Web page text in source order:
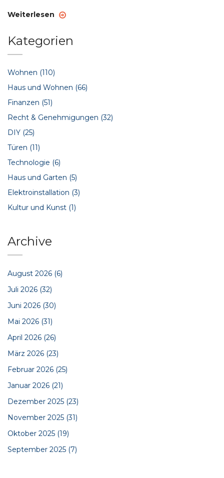
Weiterlesen
Kategorien
Wohnen (110)
Haus und Wohnen (66)
Finanzen (51)
Recht & Genehmigungen (32)
DIY (25)
Türen (11)
Technologie (6)
Haus und Garten (5)
Elektroinstallation (3)
Kultur und Kunst (1)
Archive
August 2026 (6)
Juli 2026 (32)
Juni 2026 (30)
Mai 2026 (31)
April 2026 (26)
März 2026 (23)
Februar 2026 (25)
Januar 2026 (21)
Dezember 2025 (23)
November 2025 (31)
Oktober 2025 (19)
September 2025 (7)